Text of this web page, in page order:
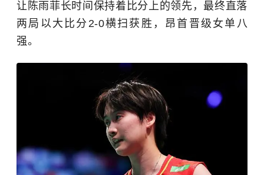
让陈雨菲长时间保持着比分上的领先，最终直落
两局以大比分2-0横扫获胜，昂首晋级女单八
强。